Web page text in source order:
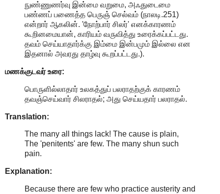
நுண்ணுணர்வு இன்மை வறுமை, அஃதுடைமை
பண்ணப் பணைத்த பெருஞ் செல்வம் (நாலடி.251)
என்றார் ஆகலின். 'நோற்பார் சிலர்' எனக்காரணம்
கூறினமையான், காரியம் வருவித்து உரைக்கப்பட்டது.
தவம் செய்யாதார்க்கு இம்மை இன்பமும் இல்லை என
இதனால் அவரது தாழ்வு கூறப்பட்டது.).
மணக்குடவர் உரை:
பொருளில்லாதார் உலகத்துப் பலராதற்குக் காரணம்
தவஞ்செய்வார் சிலராதல்; அது செய்யதார் பலராதல்.
Translation:
The many all things lack! The cause is plain,
The 'penitents' are few. The many shun such
pain.
Explanation:
Because there are few who practice austerity and